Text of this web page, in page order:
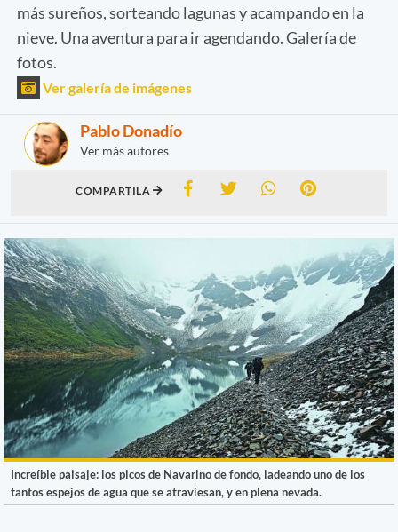
más sureños, sorteando lagunas y acampando en la
nieve. Una aventura para ir agendando. Galería de
fotos.
Ver galería de imágenes
Pablo Donadío
Ver más autores
COMPARTILA
Increíble paisaje: los picos de Navarino de fondo, ladeando uno de los
tantos espejos de agua que se atraviesan, y en plena nevada.